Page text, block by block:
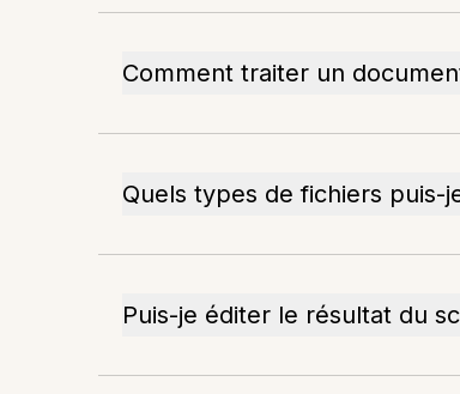
Comment traiter un
Quels types de fichiers puis-
Puis-je éditer le résultat du